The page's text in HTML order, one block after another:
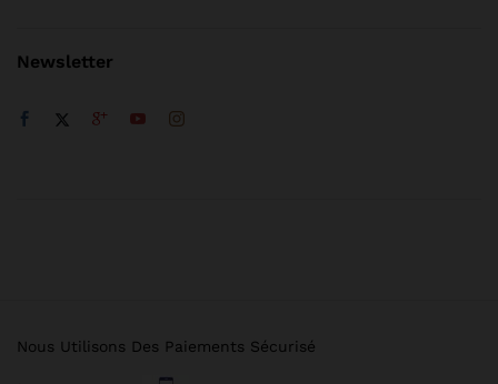
Newsletter
Nous Utilisons Des Paiements Sécurisé